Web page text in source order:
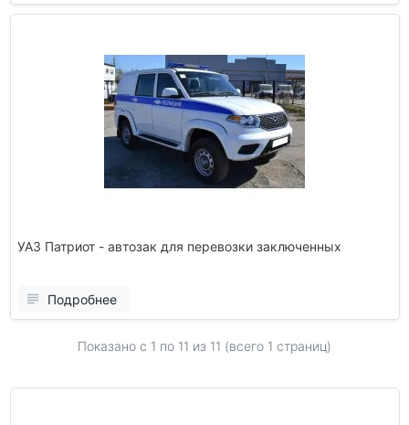
УАЗ Патриот - автозак для перевозки заключенных
Подробнее
Показано с 1 по 11 из 11 (всего 1 страниц)